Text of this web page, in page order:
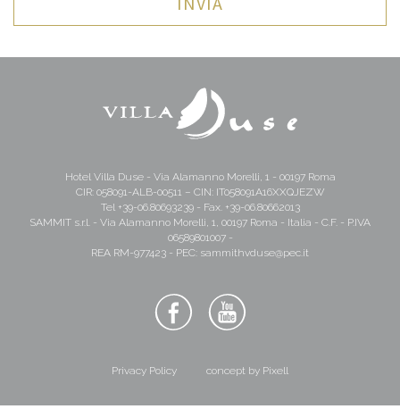
Hotel Villa Duse - Via Alamanno Morelli, 1 - 00197 Roma
CIR: 058091-ALB-00511 – CIN: IT058091A16XXQJEZW
Tel +39-06.80693239- Fax. +39-06.80662013
SAMMIT s.r.l. - Via Alamanno Morelli, 1, 00197 Roma - Italia - C.F. - P.IVA
06589801007 -
REA RM-977423 - PEC: sammithvduse@pec.it
Privacy Policy concept by Pixell